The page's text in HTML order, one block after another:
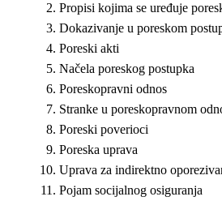
Propisi kojima se uređuje
Dokazivanje u poreskom
Poreski akti
Načela poreskog postupka
Poreskopravni odnos
Stranke u poreskopravnom
Poreski poverioci
Poreska uprava
Uprava za indirektno
Pojam socijalnog osiguranja